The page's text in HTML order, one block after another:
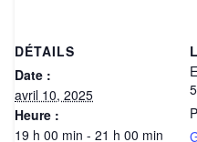
DÉTAILS
Date :
avril 10, 2025
Heure :
19 h 00 min - 21 h 00 min